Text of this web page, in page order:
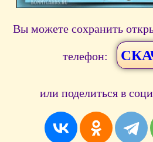
Вы можете сохранить
телефон:
или поделиться в